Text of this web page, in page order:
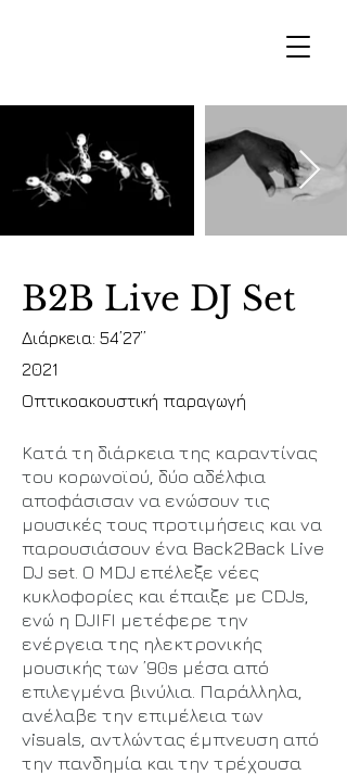
B2B Live DJ Set
Διάρκεια: 54’27’’
2021
Οπτικοακουστική παραγωγή
Κατά τη διάρκεια της καραντίνας
του κορωνοϊού, δύο αδέλφια
αποφάσισαν να ενώσουν τις
μουσικές τους προτιμήσεις και να
παρουσιάσουν ένα Back2Back Live
DJ set. Ο MDJ επέλεξε νέες
κυκλοφορίες και έπαιξε με CDJs,
ενώ η DJIFI μετέφερε την
ενέργεια της ηλεκτρονικής
μουσικής των ’90s μέσα από
επιλεγμένα βινύλια. Παράλληλα,
ανέλαβε την επιμέλεια των
visuals, αντλώντας έμπνευση από
την πανδημία και την τρέχουσα